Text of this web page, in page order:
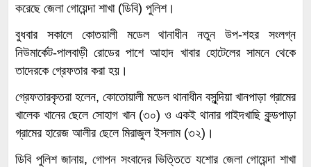
করেছে জেলা গোয়েন্দা শাখা (ডিবি) পুলিশ।
বুধবার সকালে কোতয়ালী মডেল থানাধীন নতুন উপ-শহর সংলগ্ন
নিউমার্কেট-পালবাড়ী রোডের পাশে আহাদ খাবার হোটেলের সামনে থেকে
তাদেরকে গ্রেফতার করা হয়।
গ্রেফতারকৃতরা হলেন, কোতোয়ালী মডেল থানাধীন বসুন্দিয়া খানপাড়া গ্রামের
খালেক খানের ছেলে সোহাগ খান (৩০) ও একই থানার গাইদখাছি কুন্ডপাড়া
গ্রামের হারেজ আলীর ছেলে মিরাজুল ইসলাম (৩২)।
ডিবি পুলিশ জানায়, গোপন সংবাদের ভিত্তিতে যশোর জেলা গোয়েন্দা শাখা